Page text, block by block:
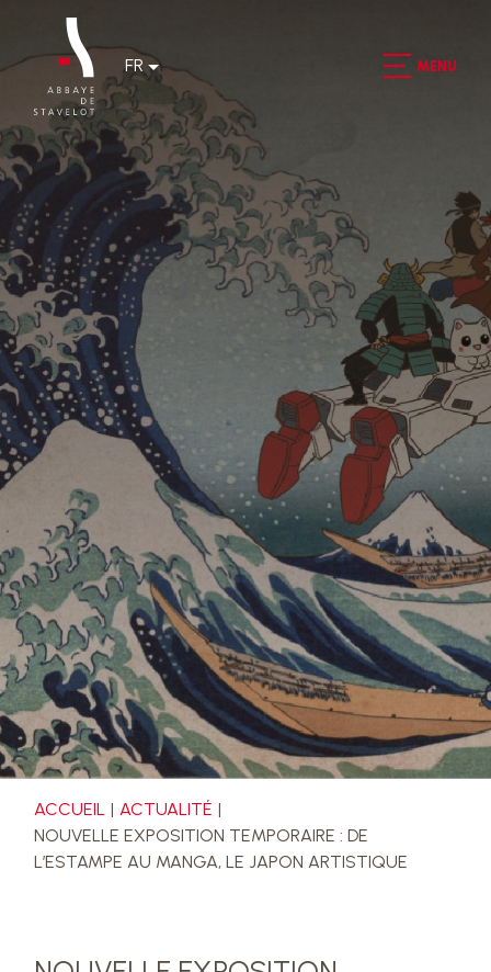
FR MENU
ACCUEIL
ACTUALITÉ
NOUVELLE EXPOSITION TEMPORAIRE : DE
L’ESTAMPE AU MANGA, LE JAPON ARTISTIQUE